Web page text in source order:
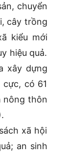
chuyển
cây trồng
kiểu mới
hiệu quả.
xây dựng
có 61
nông thôn
xã hội
an sinh